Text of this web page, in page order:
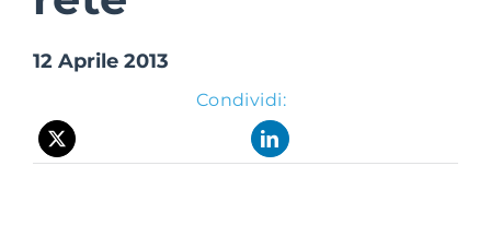
12 Aprile 2013
Condividi: